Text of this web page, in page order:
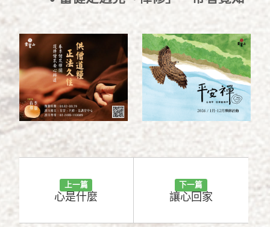
Fun 鬆走路
上一篇
心是什麼
下一篇
讓心回家